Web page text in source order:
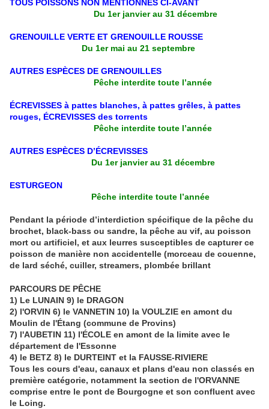
TOUS POISSONS NON MENTIONNES CI-AVANT
Du 1er janvier au 31 décembre
GRENOUILLE VERTE ET GRENOUILLE ROUSSE
Du 1er mai au 21 septembre
AUTRES ESPÈCES DE GRENOUILLES
Pêche interdite toute l’année
ÉCREVISSES à pattes blanches, à pattes grêles, à pattes
rouges, ÉCREVISSES des torrents
Pêche interdite toute l’année
AUTRES ESPÈCES D’ÉCREVISSES
Du 1er janvier au 31 décembre
ESTURGEON
Pêche interdite toute l’année
Pendant la période d’interdiction spécifique de la pêche du
brochet, black-bass ou sandre, la pêche au vif, au poisson
mort ou artificiel, et aux leurres susceptibles de capturer ce
poisson de manière non accidentelle (morceau de couenne,
de lard séché, cuiller, streamers, plombée brillant
PARCOURS DE PÊCHE
1) Le LUNAIN 9) le DRAGON
2) l'ORVIN 6) le VANNETIN 10) la VOULZIE en amont du
Moulin de l'Étang (commune de Provins)
7) l'AUBETIN 11) l'ÉCOLE en amont de la limite avec le
département de l'Essonne
4) le BETZ 8) le DURTEINT et la FAUSSE-RIVIERE
Tous les cours d'eau, canaux et plans d'eau non classés en
première catégorie, notamment la section de l'ORVANNE
comprise entre le pont de Bourgogne et son confluent avec
le Loing.